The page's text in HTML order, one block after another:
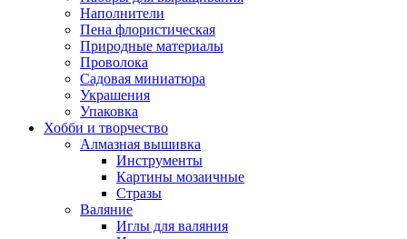
Наполнители
Пена флористическая
Природные материалы
Проволока
Садовая миниатюра
Украшения
Упаковка
Хобби и творчество
Алмазная вышивка
Инструменты
Картины мозаичные
Стразы
Валяние
Иглы для валяния